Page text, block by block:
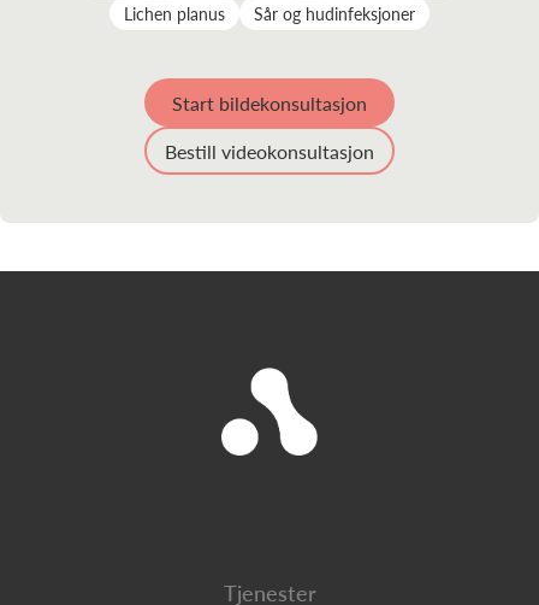
Lichen planus
Sår og hudinfeksjoner
Start bildekonsultasjon
Bestill videokonsultasjon
Tjenester